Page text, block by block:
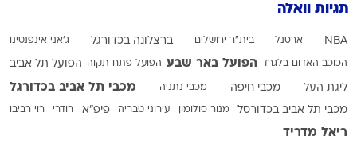
תגיות וואלה
NBA ארסנל בית"ר ירושלים ברצלונה בכדורגל ג'אני אינפנטינו
הכוכב האדום בלגרד הפועל באר שבע הפועל פתח תקוה הפועל תל אביב
ליגת העל מכבי חיפה מכבי נתניה מכבי תל אביב בכדורגל
מכבי תל אביב בכדורסל מנור סולומון עירוני טבריה פיפ"א רודרי רוי רביבו
ריאל מדריד